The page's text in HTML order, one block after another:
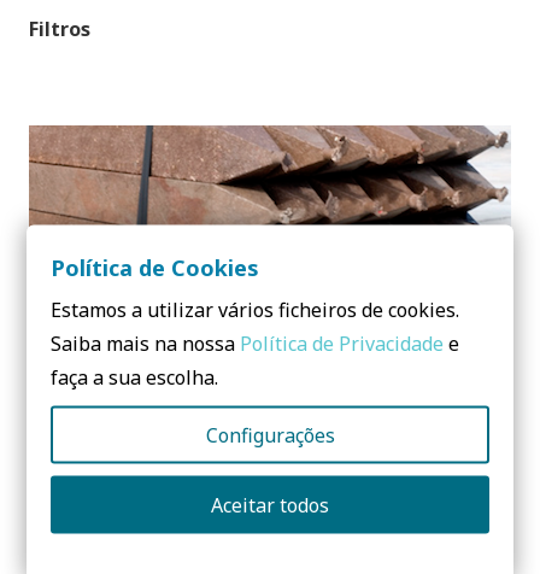
Filtros
Perfiles Estructurales
ESTRUCTURAS ALTERNATIVAS
Política de Cookies
Estamos a utilizar vários ficheiros de cookies.
Saiba mais na nossa Política de Privacidade e
faça a sua escolha.
Configurações
Aceitar todos